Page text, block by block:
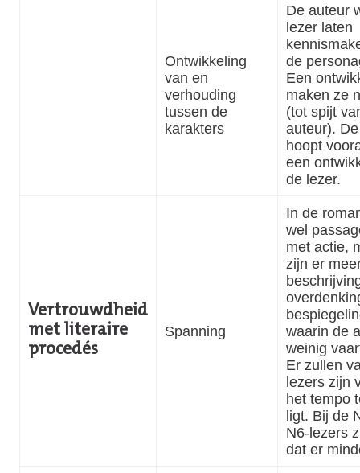
Ontwikkeling
van en
verhouding
tussen de
karakters
De auteur
lezer laten
de
Een
maken ze
(tot spijt
auteur).
hoopt
een
de lezer.
Vertrouwdheid
met literaire
procedés
Spanning
In de
wel
met actie,
zijn er
waarin de
weinig
Er zullen
lezers zijn
het tempo
ligt. Bij de
N6-lezers
dat er